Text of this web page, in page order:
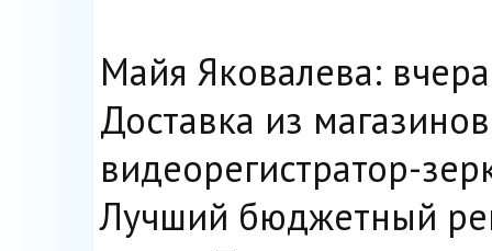
Майя Яковалева:
Доставка из
видеорегистратор-
Лучший бюджетный